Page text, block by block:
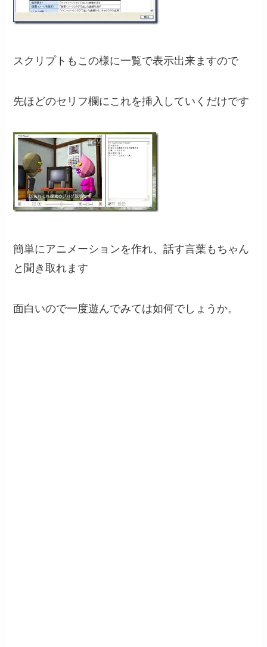
スクリプトもこの様に一覧で表示出来ますので
先ほどのセリフ欄にこれを挿入していくだけです
簡単にアニメーションを作れ、話す言葉もちゃん
と聞き取れます
面白いので一度遊んでみては如何でしょうか。